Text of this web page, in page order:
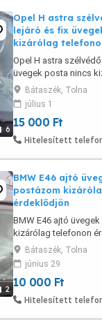
6
Opel H astra
lejáró és fix
kizárólag
Opel H astra
üvegek posta nincs
érdeklődjön
Bátaszék, Tolna
július 1
15 000 Ft
Hitelesített
2
BMW E46 ajtó
postázom
érdeklődjön
BMW E46 ajtó
kizárólag telefonon
Bátaszék, Tolna
június 29
10 000 Ft
Hitelesített